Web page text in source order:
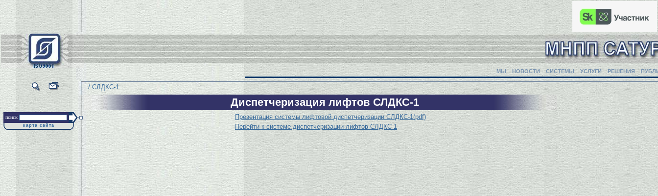
МЫ НОВОСТИ СИСТЕМЫ УСЛУГИ РЕШЕНИЯ
/ СЛДКС-1
поиск
карта сайта
Диспетчеризация лифтов СЛДКС-1
Презентация системы лифтовой диспетчеризации СЛДКС-1(pdf)
Перейти к системе диспетчеризации лифтов СЛДКС-1